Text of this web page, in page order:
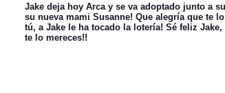
Jake deja hoy Arca y se va adoptado junto a
su nueva mami Susanne! Que alegría que te
tú, a Jake le ha tocado la lotería! Sé feliz Jake,
te lo mereces!!